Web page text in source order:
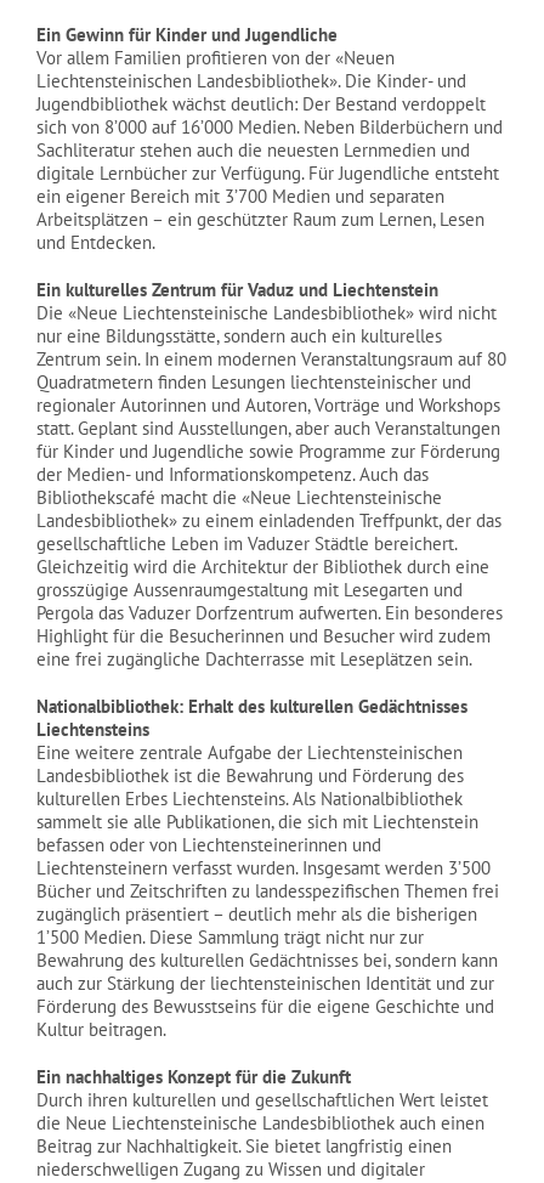
Ein Gewinn für Kinder und Jugendliche
Vor allem Familien profitieren von der «Neuen
Liechtensteinischen Landesbibliothek». Die Kinder- und
Jugendbibliothek wächst deutlich: Der Bestand verdoppelt
sich von 8’000 auf 16’000 Medien. Neben Bilderbüchern und
Sachliteratur stehen auch die neuesten Lernmedien und
digitale Lernbücher zur Verfügung. Für Jugendliche entsteht
ein eigener Bereich mit 3’700 Medien und separaten
Arbeitsplätzen – ein geschützter Raum zum Lernen, Lesen
und Entdecken.
Ein kulturelles Zentrum für Vaduz und Liechtenstein
Die «Neue Liechtensteinische Landesbibliothek» wird nicht
nur eine Bildungsstätte, sondern auch ein kulturelles
Zentrum sein. In einem modernen Veranstaltungsraum auf 80
Quadratmetern finden Lesungen liechtensteinischer und
regionaler Autorinnen und Autoren, Vorträge und Workshops
statt. Geplant sind Ausstellungen, aber auch Veranstaltungen
für Kinder und Jugendliche sowie Programme zur Förderung
der Medien- und Informationskompetenz. Auch das
Bibliothekscafé macht die «Neue Liechtensteinische
Landesbibliothek» zu einem einladenden Treffpunkt, der das
gesellschaftliche Leben im Vaduzer Städtle bereichert.
Gleichzeitig wird die Architektur der Bibliothek durch eine
grosszügige Aussenraumgestaltung mit Lesegarten und
Pergola das Vaduzer Dorfzentrum aufwerten. Ein besonderes
Highlight für die Besucherinnen und Besucher wird zudem
eine frei zugängliche Dachterrasse mit Leseplätzen sein.
Nationalbibliothek: Erhalt des kulturellen Gedächtnisses
Liechtensteins
Eine weitere zentrale Aufgabe der Liechtensteinischen
Landesbibliothek ist die Bewahrung und Förderung des
kulturellen Erbes Liechtensteins. Als Nationalbibliothek
sammelt sie alle Publikationen, die sich mit Liechtenstein
befassen oder von Liechtensteinerinnen und
Liechtensteinern verfasst wurden. Insgesamt werden 3’500
Bücher und Zeitschriften zu landesspezifischen Themen frei
zugänglich präsentiert – deutlich mehr als die bisherigen
1’500 Medien. Diese Sammlung trägt nicht nur zur
Bewahrung des kulturellen Gedächtnisses bei, sondern kann
auch zur Stärkung der liechtensteinischen Identität und zur
Förderung des Bewusstseins für die eigene Geschichte und
Kultur beitragen.
Ein nachhaltiges Konzept für die Zukunft
Durch ihren kulturellen und gesellschaftlichen Wert leistet
die Neue Liechtensteinische Landesbibliothek auch einen
Beitrag zur Nachhaltigkeit. Sie bietet langfristig einen
niederschwelligen Zugang zu Wissen und digitaler